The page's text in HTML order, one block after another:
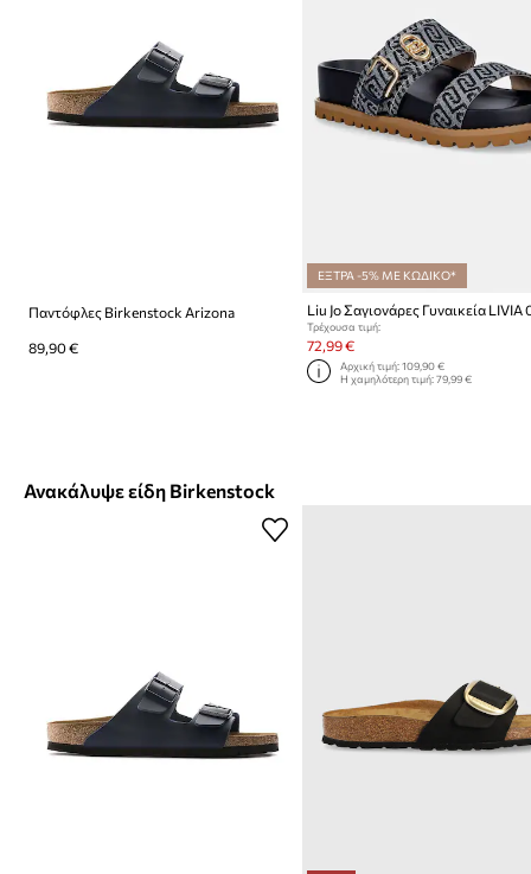
Παντόφλες Birkenstock Arizona
89,90 €
ΕΞΤΡΑ -5% ΜΕ ΚΩΔΙΚΟ*
Liu Jo Σαγιονάρες Γυναικεία LIVIA
Τρέχουσα τιμή:
72,99 €
Αρχική τιμή: 109,90 €
Η χαμηλότερη τιμή: 79,99 €
Ανακάλυψε είδη Birkenstock